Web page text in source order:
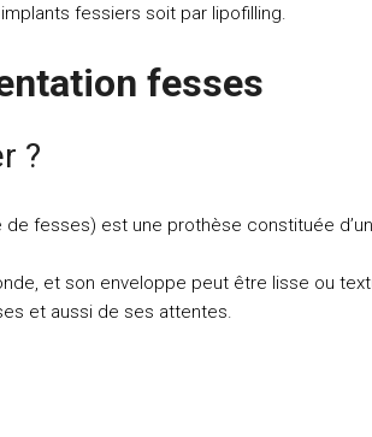
fessiers soit par lipofilling.
fesses
?
de fesses) est une prothèse constituée
et son enveloppe peut être lisse ou
et aussi de ses attentes.